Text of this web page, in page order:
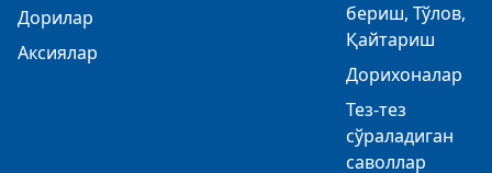
Дорилар
Аксиялар
бериш, Тўлов,
Қайтариш
Дорихоналар
Тез-тез
сўраладиган
саволлар